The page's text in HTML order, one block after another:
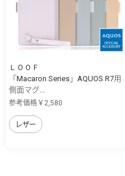
ＬＯＯＦ
「Macaron Series」AQUOS R7用
側面マグ...
参考価格￥2,580
レザー